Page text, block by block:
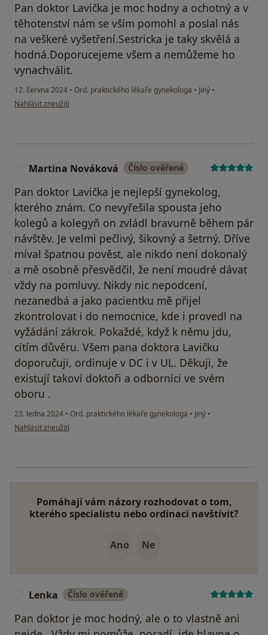
Pan doktor Lavička je moc hodny a ochotný a v
těhotenství nám se vším pomohl a poslal nás
na veškeré vyšetření.Sestricka je taky skvělá a
hodná.Doporucejeme všem a nemůžeme ho
vynachválit.
12. června 2024 • Ord. praktického lékaře gynekologa • Jiný •
podle názoru uživatele Denisa Fatková
Nahlásit zneužití
Martina Nováková Číslo ověřené
Pan doktor Lavička je nejlepší gynekolog,
kterého znám. Co nevyřešila spousta jeho
kolegů a kolegyň on zvládl bravurně během pár
návštěv. Je velmi pečlivý, šikovný a šetrný. Dříve
míval špatnou pověst, ale nikdo není dokonalý
a mě osobně přesvědčil, že není moudré dávat
vždy na pomluvy. Nikdy nic nepodcení,
nezanedbá a jako pacientku mě přijel
zkontrolovat i do nemocnice, kde i provedl na
vyžádání zákrok. Pokaždé, když k němu jdu,
cítím důvěru. Všem pana doktora Lavičku
doporučuji, ordinuje v DC i v UL. Děkuji, že
existují takoví doktoři a odborníci ve svém
oboru .
23. ledna 2024 • Ord. praktického lékaře gynekologa • Jiný •
podle názoru uživatele Martina Nováková
Nahlásit zneužití
Pomáhají vám názory rozhodovat o tom,
kterého specialistu nebo ordinaci navštívit?
Ano Ne
Lenka Číslo ověřené
Pan doktor je moc hodný, ale o to vlastně ani